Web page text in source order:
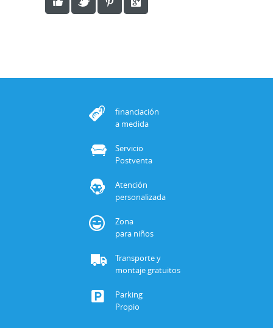
financiación
a medida
Servicio
Postventa
Atención
personalizada
Zona
para niños
Transporte y
montaje gratuitos
Parking
Propio